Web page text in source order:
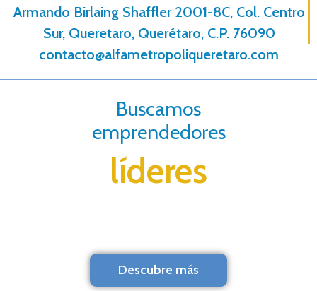
Armando Birlaing Shaffler 2001-8C, Col. Centro
Sur, Queretaro, Querétaro, C.P. 76090
contacto@alfametropoliqueretaro.com
Buscamos
emprendedores
líderes
Descubre más